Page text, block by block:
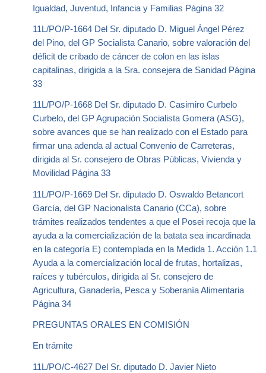
Igualdad, Juventud, Infancia y Familias Página 32
11L/PO/P-1664 Del Sr. diputado D. Miguel Ángel Pérez
del Pino, del GP Socialista Canario, sobre valoración del
déficit de cribado de cáncer de colon en las islas
capitalinas, dirigida a la Sra. consejera de Sanidad Página
33
11L/PO/P-1668 Del Sr. diputado D. Casimiro Curbelo
Curbelo, del GP Agrupación Socialista Gomera (ASG),
sobre avances que se han realizado con el Estado para
firmar una adenda al actual Convenio de Carreteras,
dirigida al Sr. consejero de Obras Públicas, Vivienda y
Movilidad Página 33
11L/PO/P-1669 Del Sr. diputado D. Oswaldo Betancort
García, del GP Nacionalista Canario (CCa), sobre
trámites realizados tendentes a que el Posei recoja que la
ayuda a la comercialización de la batata sea incardinada
en la categoría E) contemplada en la Medida 1. Acción 1.1
Ayuda a la comercialización local de frutas, hortalizas,
raíces y tubérculos, dirigida al Sr. consejero de
Agricultura, Ganadería, Pesca y Soberanía Alimentaria
Página 34
PREGUNTAS ORALES EN COMISIÓN
En trámite
11L/PO/C-4627 Del Sr. diputado D. Javier Nieto